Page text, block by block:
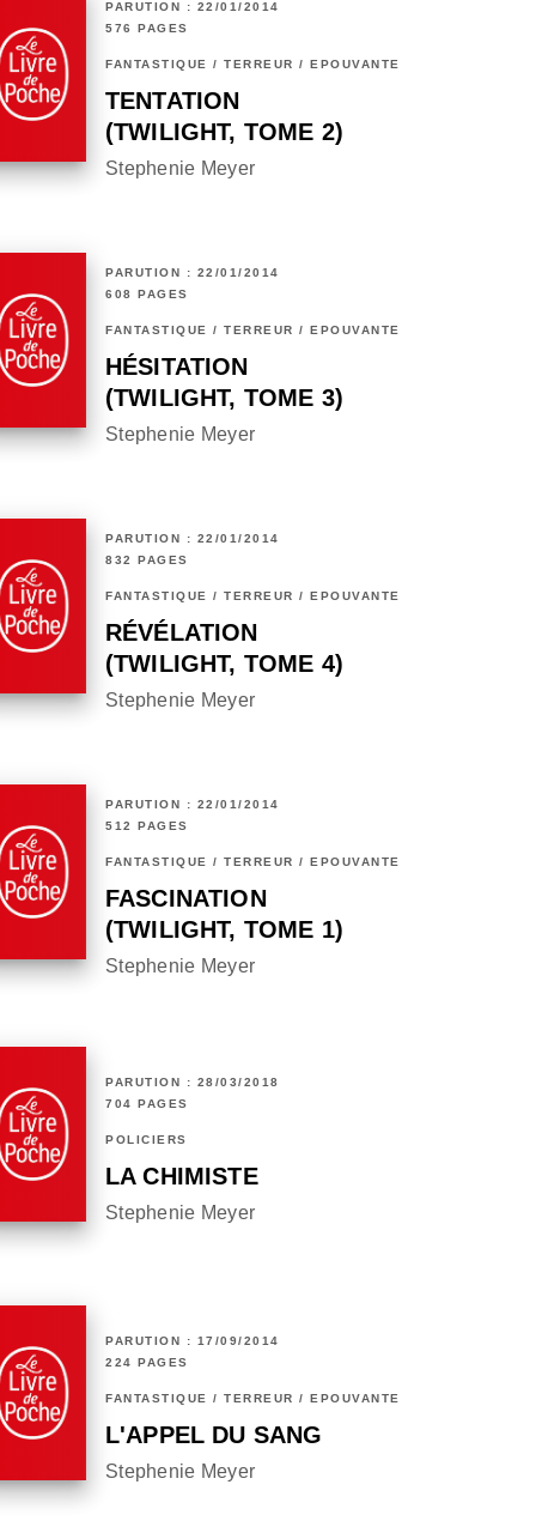
PARUTION : 22/01/2014
576 PAGES
FANTASTIQUE / TERREUR / EPOUVANTE
TENTATION
(TWILIGHT, TOME 2)
Stephenie Meyer
PARUTION : 22/01/2014
608 PAGES
FANTASTIQUE / TERREUR / EPOUVANTE
HÉSITATION
(TWILIGHT, TOME 3)
Stephenie Meyer
PARUTION : 22/01/2014
832 PAGES
FANTASTIQUE / TERREUR / EPOUVANTE
RÉVÉLATION
(TWILIGHT, TOME 4)
Stephenie Meyer
PARUTION : 22/01/2014
512 PAGES
FANTASTIQUE / TERREUR / EPOUVANTE
FASCINATION
(TWILIGHT, TOME 1)
Stephenie Meyer
PARUTION : 28/03/2018
704 PAGES
POLICIERS
LA CHIMISTE
Stephenie Meyer
PARUTION : 17/09/2014
224 PAGES
FANTASTIQUE / TERREUR / EPOUVANTE
L'APPEL DU SANG
Stephenie Meyer